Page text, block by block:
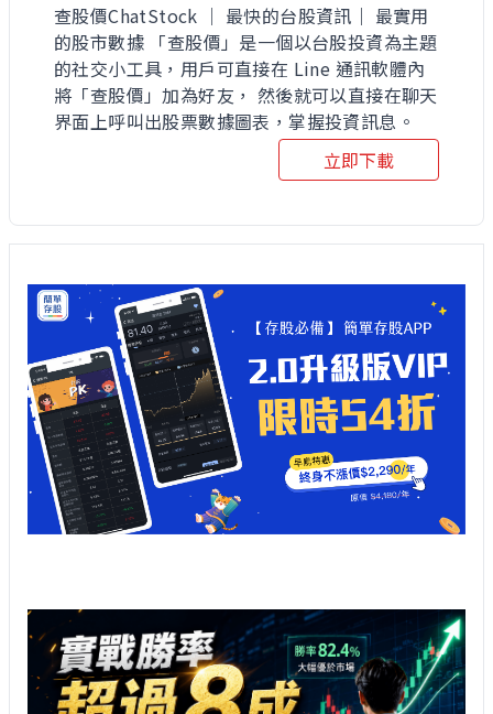
查股價ChatStock ｜ 最快的台股資訊｜ 最實用
的股市數據 「查股價」是一個以台股投資為主題
的社交小工具，用戶可直接在 Line 通訊軟體內
將「查股價」加為好友， 然後就可以直接在聊天
界面上呼叫出股票數據圖表，掌握投資訊息。
立即下載